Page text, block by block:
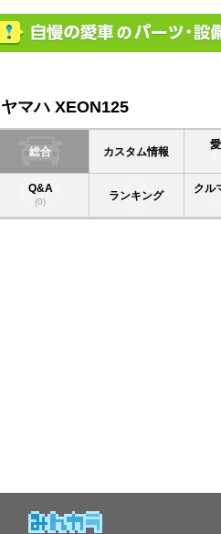
ヤマハ XEON125
総合 カスタム情報
Q&A
(0) ランキング
クル